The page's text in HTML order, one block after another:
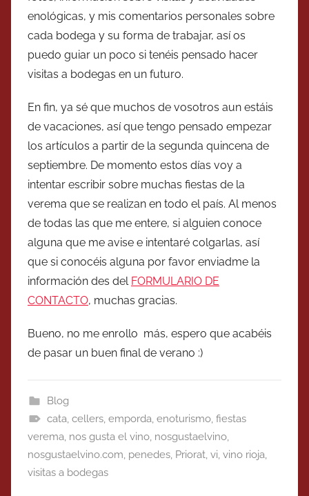
enológicas, y mis comentarios personales sobre
cada bodega y su forma de trabajar, así os
puedo guiar un poco si tenéis pensado hacer
visitas a bodegas en un futuro.
En fin, ya sé que muchos de vosotros aun estáis
de vacaciones, así que tengo pensado empezar
los artículos a partir de la segunda quincena de
septiembre. De momento estos días voy a
intentar escribir sobre muchas fiestas de la
verema que se realizan en todo el país. Al menos
de todas las que me entere, si alguien conoce
alguna que me avise e intentaré colgarlas, así
que si conocéis alguna por favor enviadme la
información des del FORMULARIO DE
CONTACTO, muchas gracias.
Bueno, no me enrollo más, espero que acabéis
de pasar un buen final de verano :)
Blog
cata, cellers, emporda, enoturismo, fiestas
verema, nos gusta el vino, nosgustaelvino,
nosgustaelvino.com, penedes, Priorat, vi, vino rioja,
visitas a bodegas